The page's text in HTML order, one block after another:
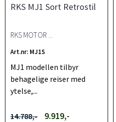
RKS MJ1 Sort Retrostil
RKS MOTOR ...
Art.nr: MJ1S
MJ1 modellen tilbyr
behagelige reiser med
ytelse,...
14.788,- 9.919,-